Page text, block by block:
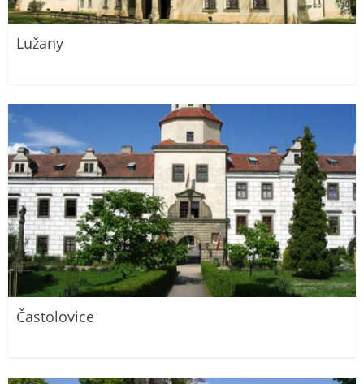
Lužany
Častolovice